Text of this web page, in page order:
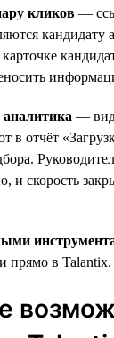
кликов —
кандидату
—
в отчёт
и скорость
прямо в Talantix.